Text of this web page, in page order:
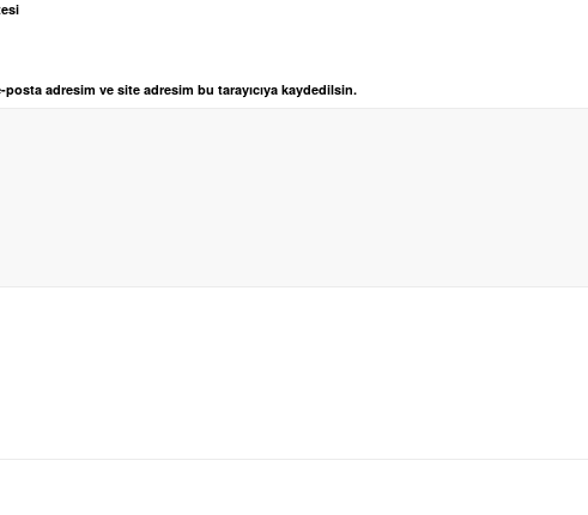
adresim ve site adresim bu tarayıcıya kaydedilsin.